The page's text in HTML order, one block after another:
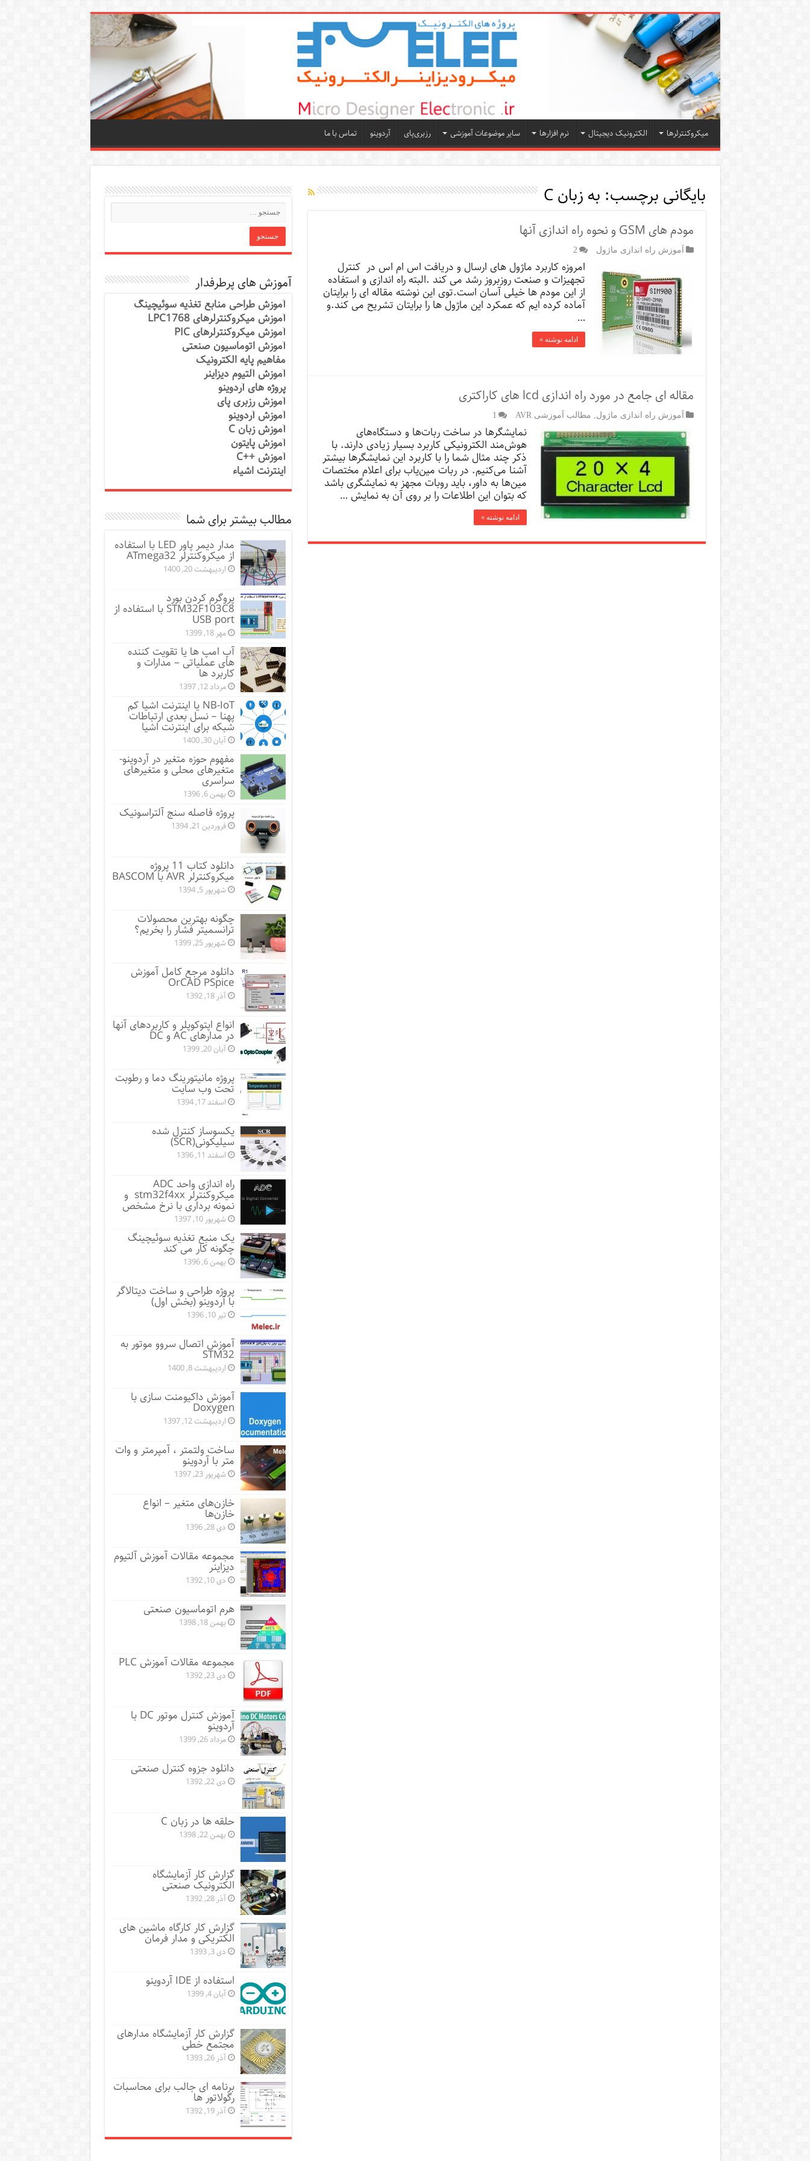
میکروکنترلرها الکترونیک دیجیتال نرم افزارها سایر موضوعات آموزشی رزبری‌پای آردوینو تماس با ما
بایگانی برچسب: به زبان C
مودم های GSM و نحوه راه اندازی آنها
آموزش راه اندازی ماژول 2
امروزه کاربرد ماژول های ارسال و دریافت اس ام اس در کنترل
تجهیزات و صنعت روزبروز رشد می کند .البته راه اندازی و استفاده
از این مودم ها خیلی آسان است.توی این نوشته مقاله ای را برایتان
آماده کرده ایم که عمکرد این ماژول ها را برایتان تشریح می کند.و
…
ادامه نوشته »
مقاله ای جامع در مورد راه اندازی lcd های کاراکتری
آموزش راه اندازی ماژول مطالب آموزشی AVR 1
نمایشگرها در ساخت ربات‌ها و دستگاه‌های
هوش‌مند الکترونیکی کاربرد بسیار زیادی دارند. با
ذکر چند مثال شما را با کاربرد این نمایشگرها بیشتر
آشنا می‌کنیم. در ربات مین‌یاب برای اعلام مختصات
مین‌ها به داور، باید روبات مجهز به نمایشگری باشد
که بتوان این اطلاعات را بر روی آن به نمایش …
ادامه نوشته »
آموزش های پرطرفدار
آموزش طراحی منابع تغذیه سوئیچینگ
آموزش میکروکنترلرهای LPC1768
آموزش میکروکنترلرهای PIC
آموزش اتوماسیون صنعتی
مفاهیم پایه الکترونیک
آموزش آلتیوم دیزاینر
پروژه های آردوینو
آموزش رزبری پای
آموزش آردوینو
آموزش زبان C
آموزش پایتون
آموزش ++C
اینترنت اشیاء
مطالب بیشتر برای شما
مدار دیمر پاور LED با استفاده
از میکروکنترلر ATmega32
اردیبهشت 20, 1400
پروگرم کردن بورد
STM32F103C8 با استفاده از
USB port
مهر 18, 1399
آپ امپ ها یا تقویت کننده
های عملیاتی – مدارات و
کاربرد ها
مرداد 12, 1397
NB-IoT یا اینترنت اشیا کم
پهنا – نسل بعدی ارتباطات
شبکه برای اینترنت اشیا
آبان 30, 1400
مفهوم حوزه متغیر در آردوینو-
متغیرهای محلی و متغیرهای
سراسری
بهمن 6, 1396
پروژه فاصله سنج آلتراسونیک
فروردین 21, 1394
دانلود کتاب 11 پروژه
میکروکنترلر AVR با BASCOM
شهریور 5, 1394
چگونه بهترین محصولات
ترانسمیتر فشار را بخریم؟
شهریور 25, 1399
دانلود مرجع کامل آموزش
OrCAD PSpice
آذر 18, 1392
انواع اپتوکوپلر و کاربردهای آنها
در مدارهای AC و DC
آبان 20, 1399
پروژه مانيتورينگ دما و رطوبت
تحت وب سایت
اسفند 17, 1394
یکسوساز کنترل شده
سیلیکونی(SCR)
اسفند 11, 1396
راه اندازی واحد ADC
میکروکنترلر stm32f4xx و
نمونه برداری با نرخ مشخص
شهریور 10, 1397
یک منبع تغذیه سوئیچینگ
چگونه کار می کند
بهمن 6, 1396
پروژه طراحی و ساخت دیتالاگر
با آردوینو (بخش اول)
تیر 10, 1396
آموزش اتصال سروو موتور به
STM32
اردیبهشت 8, 1400
آموزش داکیومنت سازی با
Doxygen
اردیبهشت 12, 1397
ساخت ولتمتر ، آمپرمتر و وات
متر با آردوینو
شهریور 23, 1397
خازن‌های متغیر – انواع
خازن‌ها
دی 28, 1396
مجموعه مقالات آموزش آلتیوم
دیزاینر
دی 10, 1392
هرم اتوماسیون صنعتی
بهمن 18, 1398
مجموعه مقالات آموزش PLC
دی 23, 1392
آموزش کنترل موتور DC با
آردوینو
مرداد 26, 1399
دانلود جزوه کنترل صنعتی
دی 22, 1392
حلقه ها در زبان C
بهمن 22, 1398
گزارش کار آزمایشگاه
الکترونیک صنعتی
آذر 28, 1392
گزارش کار کارگاه ماشین های
الکتریکی و مدار فرمان
دی 3, 1393
استفاده از IDE آردوینو
آبان 4, 1399
گزارش کار آزمایشگاه مدارهای
مجتمع خطی
آذر 26, 1393
برنامه ای جالب برای محاسبات
رگولاتور ها
آذر 19, 1392